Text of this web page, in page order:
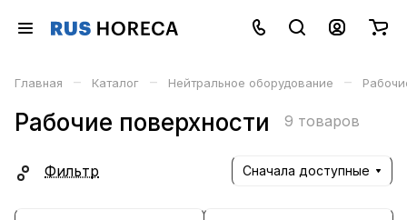
Главная – Каталог – Нейтральное оборудование –
Рабочие поверхности 9 товаров
Фильтр Сначала доступные